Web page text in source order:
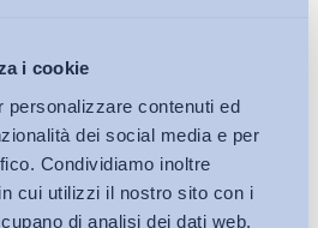
i cookie
personalizzare contenuti ed
dei social media e per
Condividiamo inoltre
cui utilizzi il nostro sito con i
di analisi dei dati web,
con i rappresentanti della
il sindaco di Reggio Emilia e con
)